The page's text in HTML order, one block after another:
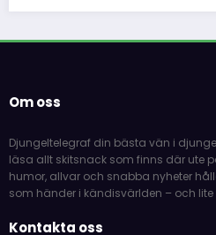
Om oss
Djungeltelegraf din bästa vän i
läsa allt skitsnack som finns där ute
humor, allvar och snabba nyheter
som händer i kändisvärlden – och lite
Kontakta oss